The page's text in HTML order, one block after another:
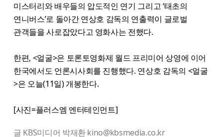
미스터리와 배우들의 압도적인 연기 그리고 ‘태초의
연니버스’로 돌아간 연상호 감독의 연출력이 글로벌
관객들을 사로잡았다고 영화사는 전했다.
한편, <​얼굴>은 토론토영화제 월드 프리미어 상영에 이어
한국에서도 언론시사회를 진행했다. 연상호 감독의 <얼굴
>은 오늘(11일) 개봉한다.
[사진=플러스엠 엔터테인먼트]
글 KBS미디어 박재환 kino@kbsmedia.co.kr